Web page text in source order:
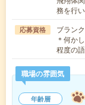
務を行
応募資格
ブラン
＊何か
程度の
職場の雰囲気
年齢層